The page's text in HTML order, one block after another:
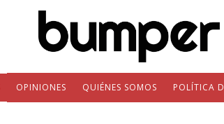
OPINIONES QUIÉNES SOMOS POLÍTICA